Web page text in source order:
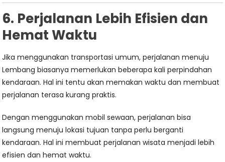
6. Perjalanan Lebih Efisien dan
Hemat Waktu
Jika menggunakan transportasi umum, perjalanan menuju
Lembang biasanya memerlukan beberapa kali perpindahan
kendaraan. Hal ini tentu akan memakan waktu dan membuat
perjalanan terasa kurang praktis.
Dengan menggunakan mobil sewaan, perjalanan bisa
langsung menuju lokasi tujuan tanpa perlu berganti
kendaraan. Hal ini membuat perjalanan wisata menjadi lebih
efisien dan hemat waktu.